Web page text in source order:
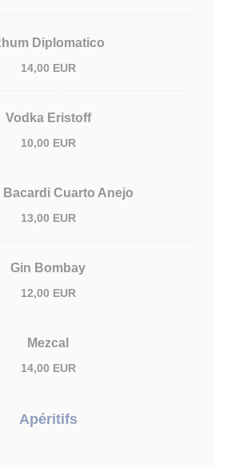
Diplomatico
14,00 EUR
Vodka Eristoff
10,00 EUR
Bacardi Cuarto Anejo
13,00 EUR
Gin Bombay
12,00 EUR
Mezcal
14,00 EUR
Apéritifs